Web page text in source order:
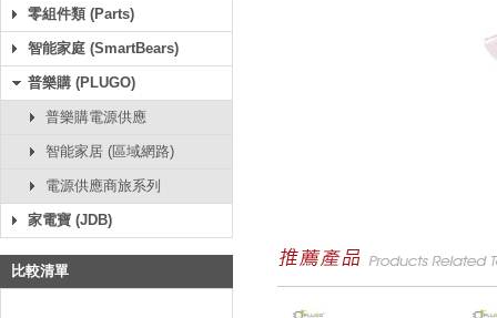
零組件類 (Parts)
智能家庭 (SmartBears)
普樂購 (PLUGO)
普樂購電源供應
智能家居 (區域網路)
電源供應商旅系列
家電寶 (JDB)
比較清單